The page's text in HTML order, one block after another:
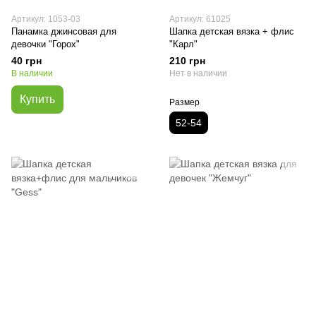
Артикул: 1053-03
Панамка джинсовая для
девочки "Горох"
40 грн
В наличии
Купить
Артикул: 61025
Шапка детская вязка + флис
"Карл"
210 грн
Нет в наличии
Размер
52-54